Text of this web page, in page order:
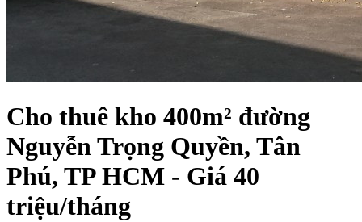
Cho thuê kho 400m² đường
Nguyễn Trọng Quyền, Tân
Phú, TP HCM - Giá 40
triệu/tháng